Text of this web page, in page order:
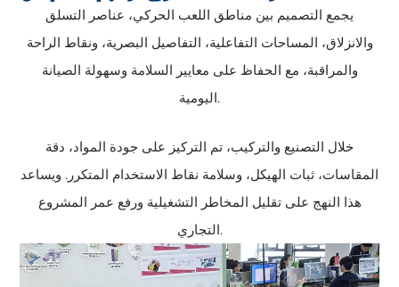
يجمع التصميم بين مناطق اللعب الحركي، عناصر التسلق
والانزلاق، المساحات التفاعلية، التفاصيل البصرية، ونقاط الراحة
والمراقبة، مع الحفاظ على معايير السلامة وسهولة الصيانة
اليومية.
خلال التصنيع والتركيب، تم التركيز على جودة المواد، دقة
المقاسات، ثبات الهيكل، وسلامة نقاط الاستخدام المتكرر. ويساعد
هذا النهج على تقليل المخاطر التشغيلية ورفع عمر المشروع
التجاري.